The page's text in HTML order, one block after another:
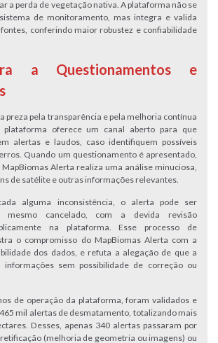
a perda de vegetação nativa. A plataforma não se
de monitoramento, mas integra e valida
conferindo maior robustez e confiabilidade
a Questionamentos e
preza pela transparência e pela melhoria contínua
oferece um canal aberto para que
alertas e laudos, caso identifiquem possíveis
Quando um questionamento é apresentado,
MapBiomas Alerta realiza uma análise minuciosa,
de satélite e outras informações relevantes.
alguma inconsistência, o alerta pode ser
cancelado, com a devida revisão
na plataforma. Esse processo de
o compromisso do MapBiomas Alerta com a
dos dados, e refuta a alegação de que a
informações sem possibilidade de correção ou
de operação da plataforma, foram validados e
mil alertas de desmatamento, totalizando mais
Desses, apenas 340 alertas passaram por
(melhoria de geometria ou imagens) ou